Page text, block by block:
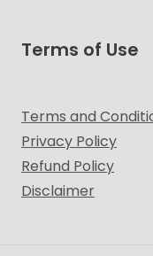
Terms of Use
Terms and
Privacy Policy
Refund Policy
Disclaimer